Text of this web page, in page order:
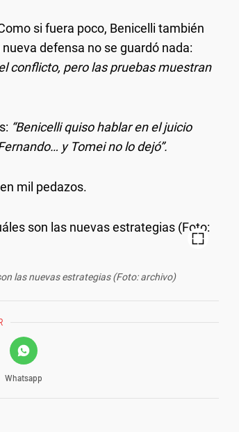
si fuera poco, Benicelli también
defensa no se guardó nada:
conflicto, pero las pruebas muestran
“Benicelli quiso hablar en el juicio
y Tomei no lo dejó”.
mil pedazos.
las nuevas estrategias (Foto: archivo)
Whatsapp